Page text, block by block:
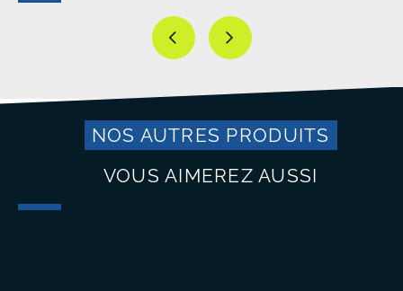
NOS AUTRES PRODUITS
VOUS AIMEREZ AUSSI